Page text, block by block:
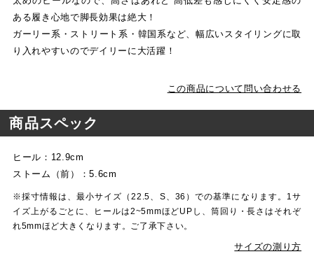
ある履き心地で脚長効果は絶大！
ガーリー系・ストリート系・韓国系など、幅広いスタイリングに取
り入れやすいのでデイリーに大活躍！
この商品について問い合わせる
商品スペック
ヒール：12.9cm
ストーム（前）：5.6cm
※採寸情報は、最小サイズ（22.5、S、36）での基準になります。1サ
イズ上がるごとに、ヒールは2~5mmほどUPし、筒回り・長さはそれぞ
れ5mmほど大きくなります。ご了承下さい。
サイズの測り方